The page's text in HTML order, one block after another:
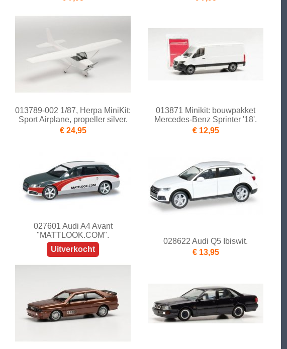
013789-002 1/87, Herpa MiniKit:
Sport Airplane, propeller silver.
€ 24,95
013871 Minikit: bouwpakket
Mercedes-Benz Sprinter '18'.
€ 12,95
027601 Audi A4 Avant
"MATTLOOK.COM".
Uitverkocht
028622 Audi Q5 Ibiswit.
€ 13,95